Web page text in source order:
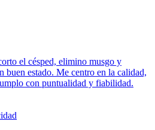
el césped, elimino musgo y
buen estado. Me centro en la calidad,
con puntualidad y fiabilidad.